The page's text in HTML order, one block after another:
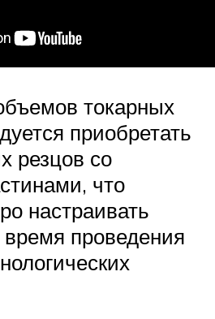
токарных
приобретать
резцов со
что
настраивать
проведения